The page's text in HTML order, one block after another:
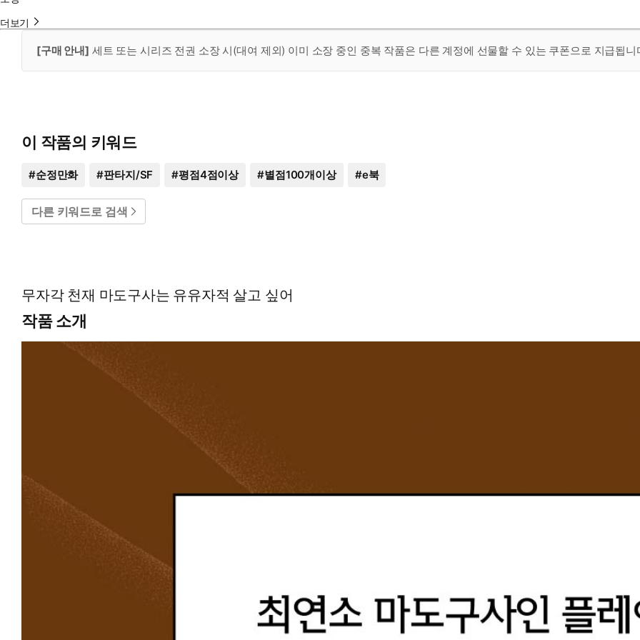
더보기
[구매 안내] 세트 또는 시리즈 전권 소장 시(대여 제외) 이미 소장 중인 중복 작품은 다른 계정에 선물할 수 있는 쿠폰으로 지급됩니
이 작품의 키워드
#순정만화 #판타지/SF #평점4점이상 #별점100개이상 #e북
다른 키워드로 검색
무자각 천재 마도구사는 유유자적 살고 싶어
작품 소개